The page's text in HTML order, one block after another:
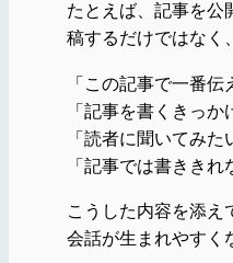
たとえば、記事を公
稿するだけではなく、
「この記事で一番伝
「記事を書くきっか
「読者に聞いてみた
「記事では書ききれ
こうした内容を添え
会話が生まれやすく